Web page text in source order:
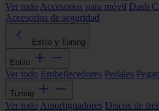
Ver todo Accesorios para móvil Dash
Accesorios de seguridad
Estilo y Tuning
Estilo
Ver todo Embellecedores Pedales
Tuning
Ver todo Amortiguadores Discos de